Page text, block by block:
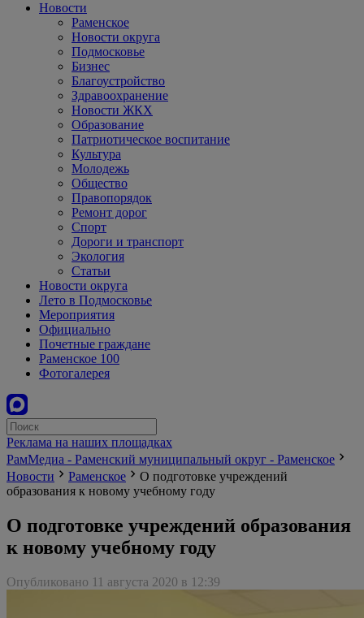
Новости
Раменское
Новости округа
Подмосковье
Бизнес
Благоустройство
Здравоохранение
Новости ЖКХ
Образование
Патриотическое воспитание
Культура
Молодежь
Общество
Правопорядок
Ремонт дорог
Спорт
Дороги и транспорт
Экология
Статьи
Новости округа
Лето в Подмосковье
Мероприятия
Официально
Почетные граждане
Раменское 100
Фотогалерея
Реклама на наших площадках
РамМедиа - Раменский муниципальный округ - Раменское
Новости
Раменское
О подготовке учреждений
образования к новому учебному году
О подготовке учреждений образования
к новому учебному году
Опубликовано 11 августа 2020 в 12:39